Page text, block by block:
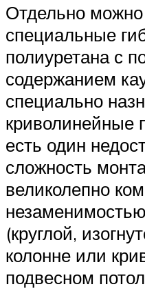
Отдельно
специальные
полиуретана с
содержанием
специально
криволинейные
есть один
сложность
великолепно
(круглой,
колонне или
подвесном